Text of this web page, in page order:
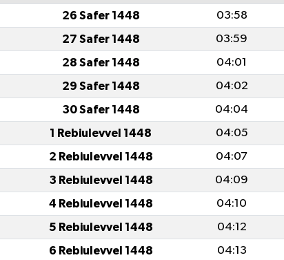
26 Safer 1448 03:58
27 Safer 1448 03:59
28 Safer 1448 04:01
29 Safer 1448 04:02
30 Safer 1448 04:04
1 Rebiulevvel 1448 04:05
2 Rebiulevvel 1448 04:07
3 Rebiulevvel 1448 04:09
4 Rebiulevvel 1448 04:10
5 Rebiulevvel 1448 04:12
6 Rebiulevvel 1448 04:13